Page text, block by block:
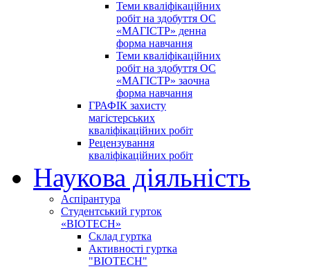
Теми кваліфікаційних
робіт на здобуття ОС
«МАГІСТР» денна
форма навчання
Теми кваліфікаційних
робіт на здобуття ОС
«МАГІСТР» заочна
форма навчання
ГРАФІК захисту
магістерських
кваліфікаційних робіт
Рецензування
кваліфікаційних робіт
Наукова діяльність
Аспірантура
Студентський гурток
«BIOTECH»
Склад гуртка
Активності гуртка
"BIOTECH"